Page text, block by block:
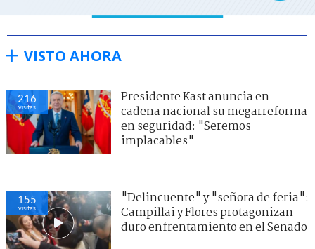
VISTO AHORA
216
visitas
Presidente Kast anuncia en
cadena nacional su megarreforma
en seguridad: "Seremos
implacables"
155
visitas
"Delincuente" y "señora de feria":
Campillai y Flores protagonizan
duro enfrentamiento en el Senado